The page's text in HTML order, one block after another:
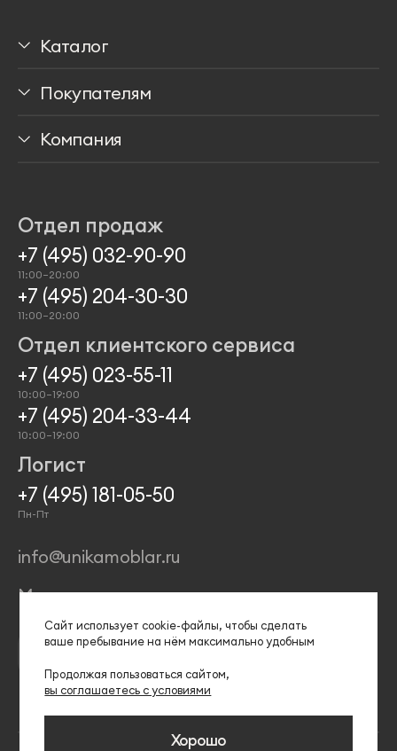
Каталог
Столы
Аксессуары
Покупателям
Доставка
Компания
Проекты
Отдел продаж
+7 (495) 032-90-90
11:00–20:00
+7 (495) 204-30-30
11:00–20:00
Отдел клиентского сервиса
+7 (495) 023-55-11
10:00–19:00
+7 (495) 204-33-44
10:00–19:00
Логист
+7 (495) 181-05-50
Пн-Пт
info@unikamoblar.ru
Магазины
Сайт использует сооkіе-файлы, чтобы сделать
ваше пребывание на нём максимально удобным
Продолжая пользоваться сайтом,
вы соглашаетесь с условиями
Хорошо